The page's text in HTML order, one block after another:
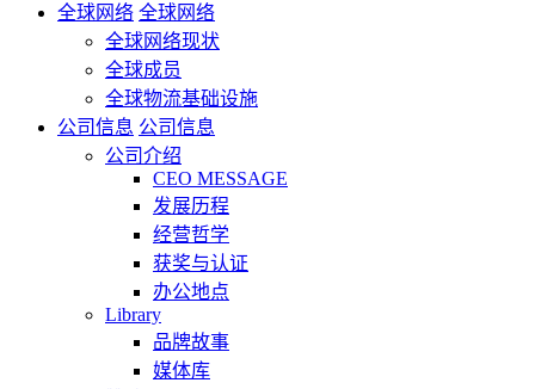
全球网络 全球网络
全球网络现状
全球成员
全球物流基础设施
公司信息 公司信息
公司介绍
CEO MESSAGE
发展历程
经营哲学
获奖与认证
办公地点
Library
品牌故事
媒体库